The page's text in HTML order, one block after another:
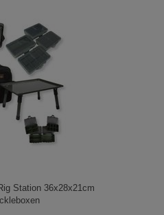
Station 36x28x21cm